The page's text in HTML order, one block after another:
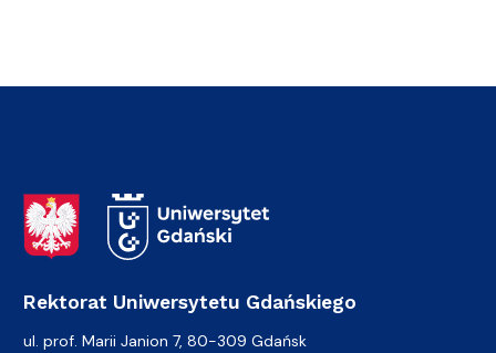
Adres Rektoratu
Rektorat Uniwersytetu Gdańskiego
ul. prof. Marii Janion 7, 80-309 Gdańsk